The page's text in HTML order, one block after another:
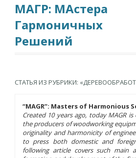
МАГР: МАстера
Гармоничных
Решений
СТАТЬЯ ИЗ РУБРИКИ:
“MAGR”: Masters of Harmonious
Created 10 years ago, today MAGR
the producers of woodworking
originality and harmonicity of
to press both domestic and
following article covers such main